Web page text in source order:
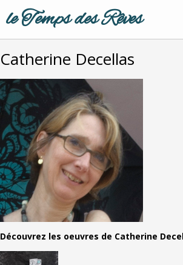
le Temps des Rêves
Catherine Decellas
Découvrez les oeuvres de Catherine